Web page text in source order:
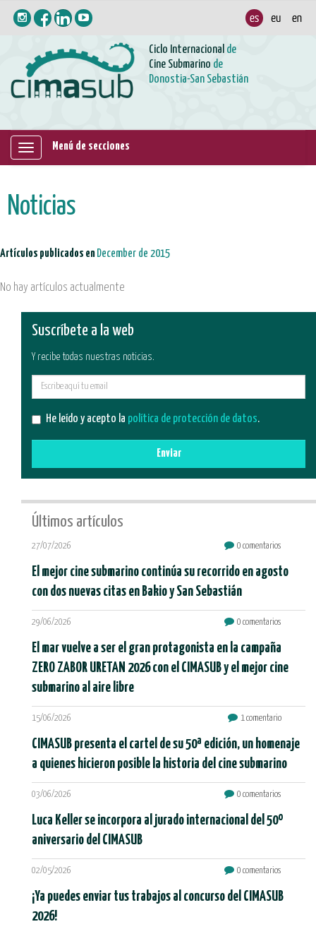
Ciclo Internacional de
Cine Submarino de
Donostia-San Sebastián
Mostrar/ocultar
Menú de secciones
Noticias
Artículos publicados en December de 2015
No hay artículos actualmente
Suscríbete a la web
Y recibe todas nuestras noticias.
He leído y acepto la política de protección de datos.
Enviar
Últimos artículos
27/07/2026 0 comentarios
El mejor cine submarino continúa su recorrido en agosto
con dos nuevas citas en Bakio y San Sebastián
29/06/2026 0 comentarios
El mar vuelve a ser el gran protagonista en la campaña
ZERO ZABOR URETAN 2026 con el CIMASUB y el mejor cine
submarino al aire libre
15/06/2026 1 comentario
CIMASUB presenta el cartel de su 50ª edición, un homenaje
a quienes hicieron posible la historia del cine submarino
03/06/2026 0 comentarios
Luca Keller se incorpora al jurado internacional del 50º
aniversario del CIMASUB
02/05/2026 0 comentarios
¡Ya puedes enviar tus trabajos al concurso del CIMASUB
2026!